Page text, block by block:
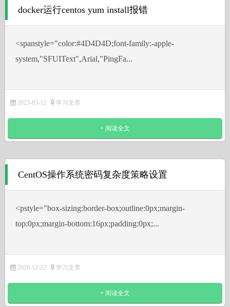
docker运行centos yum install报错
˂spanstyle="color:#4D4D4D;font-family:-apple-
system,"SFUIText",Arial,"PingFa...
2023-05-12 学习文章
+ 阅读全文
CentOS操作系统密码复杂度策略设置
˂pstyle="box-sizing:border-box;outline:0px;margin-
top:0px;margin-bottom:16px;padding:0px;...
2020-12-22 学习文章
+ 阅读全文